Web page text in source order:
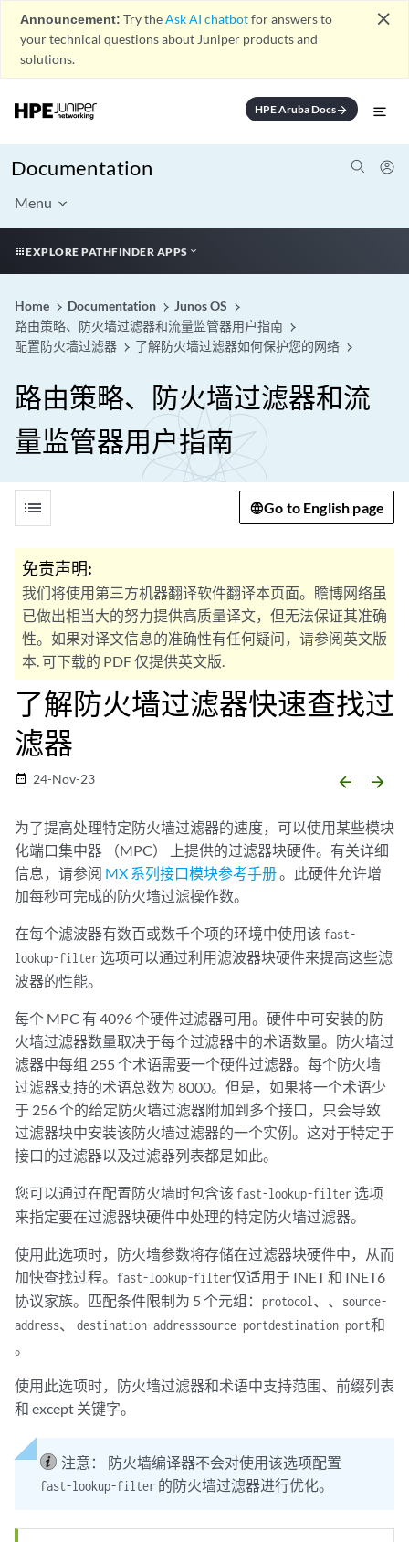
Announcement: Try theAsk AI chatbotfor answers to
your technical questions about Juniper products and
solutions.
close
HPE Aruba Docsarrow_forward
Documentation
Menu
EXPLORE PATHFINDER APPS
Home Documentation
Junos OS
路由策略、防火墙过滤器和流量监管器用户指南
配置防火墙过滤器
了解防火墙过滤器如何保护您的网络
路由策略、防火墙过滤器和流
量监管器用户指南
list Go to English page
免责声明:
我们将使用第三方机器翻译软件翻译本页面。瞻博网络虽
已做出相当大的努力提供高质量译文，但无法保证其准确
性。如果对译文信息的准确性有任何疑问，请参阅英文版
本. 可下载的 PDF 仅提供英文版.
了解防火墙过滤器快速查找过
滤器
date_range 24-Nov-23 arrow_backward arrow_forward
为了提高处理特定防火墙过滤器的速度，可以使用某些模块
化端口集中器 （MPC） 上提供的过滤器块硬件。有关详细
信息，请参阅 MX 系列接口模块参考手册。此硬件允许增
加每秒可完成的防火墙过滤操作数。
在每个滤波器有数百或数千个项的环境中使用该 fast-
lookup-filter 选项可以通过利用滤波器块硬件来提高这些滤
波器的性能。
每个 MPC 有 4096 个硬件过滤器可用。硬件中可安装的防
火墙过滤器数量取决于每个过滤器中的术语数量。防火墙过
滤器中每组 255 个术语需要一个硬件过滤器。每个防火墙
过滤器支持的术语总数为 8000。但是，如果将一个术语少
于 256 个的给定防火墙过滤器附加到多个接口，只会导致
过滤器块中安装该防火墙过滤器的一个实例。这对于特定于
接口的过滤器以及过滤器列表都是如此。
您可以通过在配置防火墙时包含该 fast-lookup-filter 选项
来指定要在过滤器块硬件中处理的特定防火墙过滤器。
使用此选项时，防火墙参数将存储在过滤器块硬件中，从而
加快查找过程。
fast-lookup-filter仅适用于 INET 和 INET6
协议家族。匹配条件限制为 5 个元组： protocol、、
source-
address、 destination-addresssource-portdestination-port和
。
使用此选项时，防火墙过滤器和术语中支持范围、前缀列表
和 except 关键字。
注意： 防火墙编译器不会对使用该选项配置
fast-lookup-filter 的防火墙过滤器进行优化。